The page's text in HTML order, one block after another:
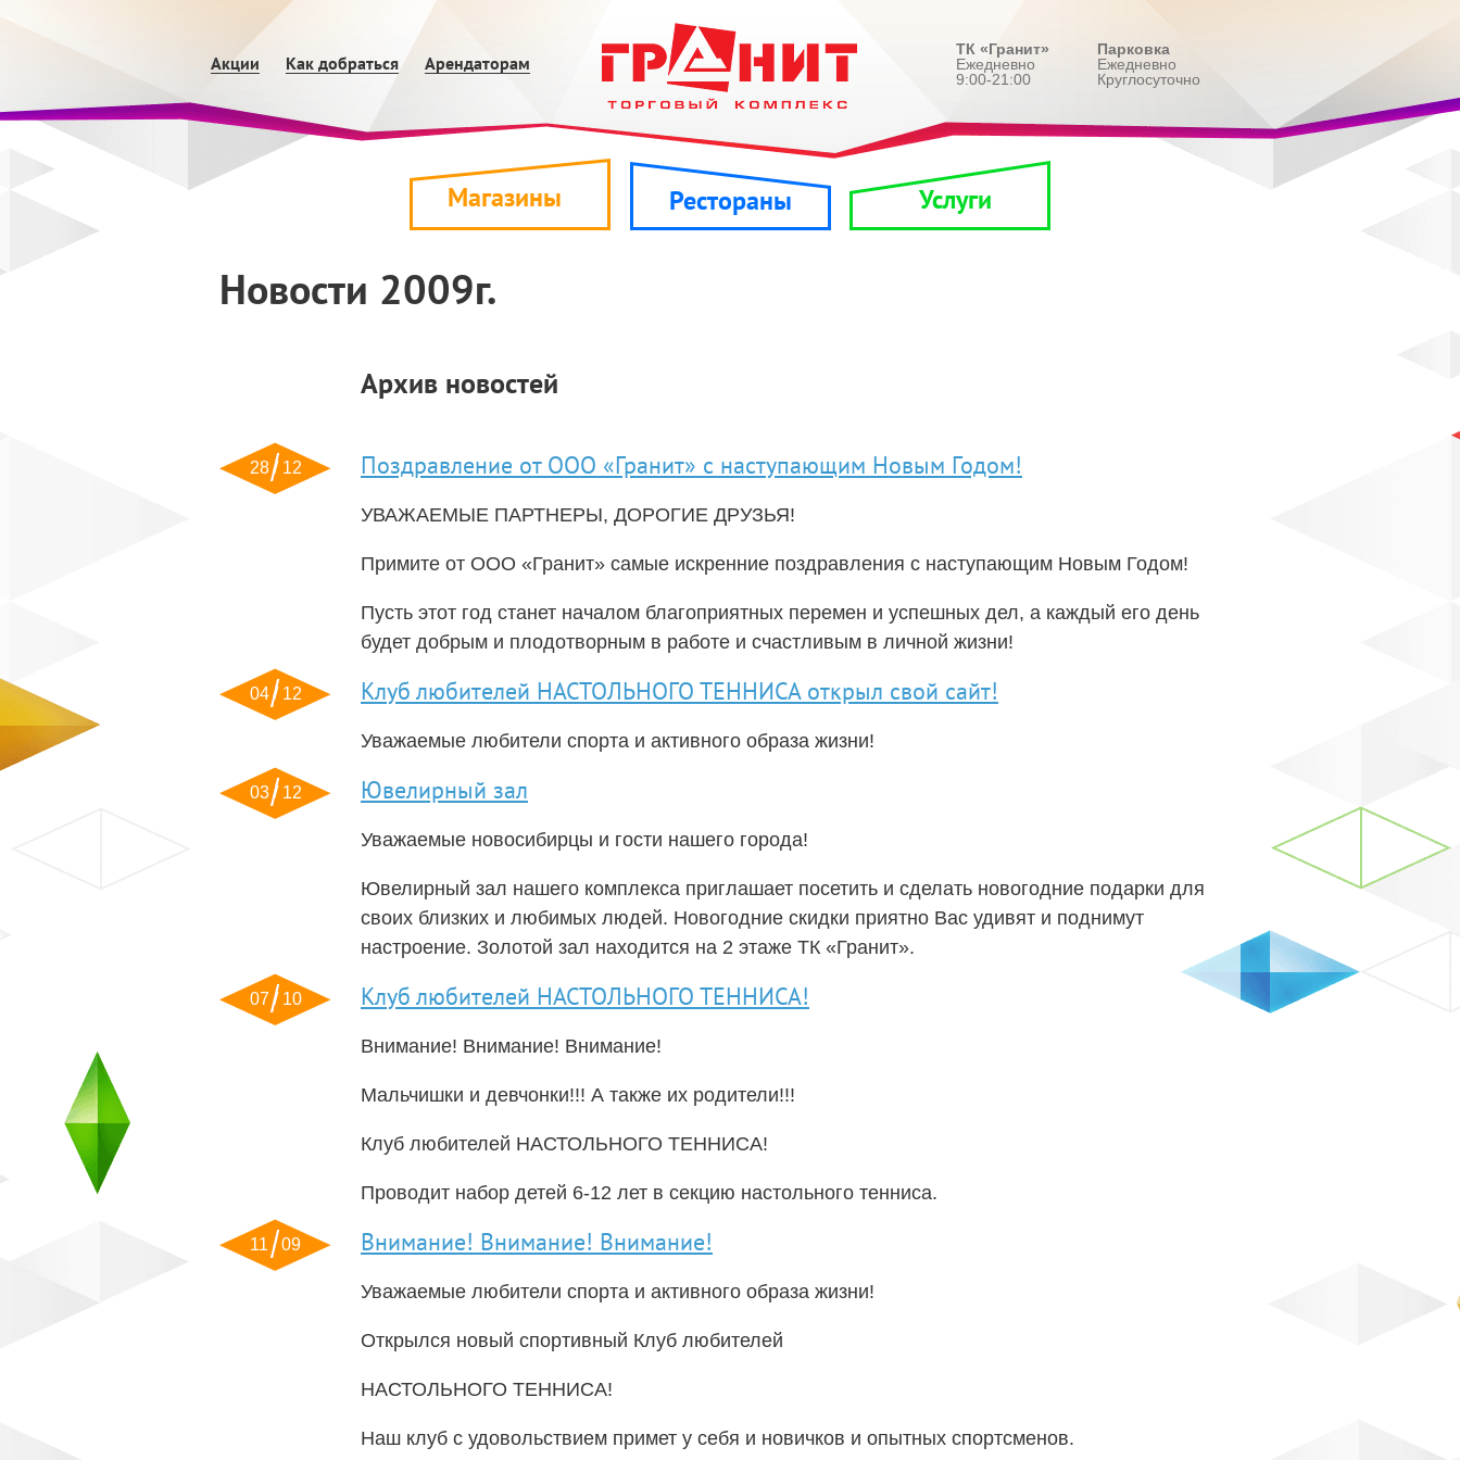
Акции Как добраться Арендаторам
ТК «Гранит»
Ежедневно
9:00-21:00
Парковка
Ежедневно
Круглосуточно
Магазины Рестораны Услуги
Новости 2009г.
Архив новостей
28 / 12 Поздравление от ООО «Гранит» с наступающим Новым Годом!
УВАЖАЕМЫЕ ПАРТНЕРЫ, ДОРОГИЕ ДРУЗЬЯ!
Примите от ООО «Гранит» самые искренние поздравления с наступающим Новым Годом!
Пусть этот год станет началом благоприятных перемен и успешных дел, а каждый его день
будет добрым и плодотворным в работе и счастливым в личной жизни!
04 / 12 Клуб любителей НАСТОЛЬНОГО ТЕННИСА открыл свой сайт!
Уважаемые любители спорта и активного образа жизни!
03 / 12 Ювелирный зал
Уважаемые новосибирцы и гости нашего города!
Ювелирный зал нашего комплекса приглашает посетить и сделать новогодние подарки для
своих близких и любимых людей. Новогодние скидки приятно Вас удивят и поднимут
настроение. Золотой зал находится на 2 этаже ТК «Гранит».
07 / 10 Клуб любителей НАСТОЛЬНОГО ТЕННИСА!
Внимание! Внимание! Внимание!
Мальчишки и девчонки!!! А также их родители!!!
Клуб любителей НАСТОЛЬНОГО ТЕННИСА!
Проводит набор детей 6-12 лет в секцию настольного тенниса.
11 / 09 Внимание! Внимание! Внимание!
Уважаемые любители спорта и активного образа жизни!
Открылся новый спортивный Клуб любителей
НАСТОЛЬНОГО ТЕННИСА!
Наш клуб с удовольствием примет у себя и новичков и опытных спортсменов.